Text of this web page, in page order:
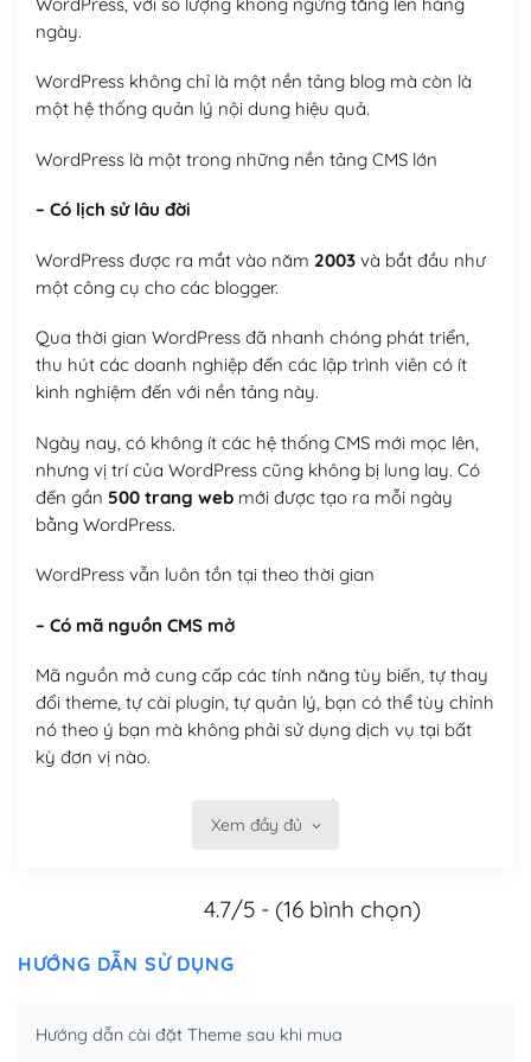
ngày.
WordPress không chỉ là một nền tảng blog mà còn là
một hệ thống quản lý nội dung hiệu quả.
WordPress là một trong những nền tảng CMS lớn
– Có lịch sử lâu đời
WordPress được ra mắt vào năm 2003và bắt đầu như
một công cụ cho các blogger.
Qua thời gian WordPress đã nhanh chóng phát triển,
thu hút các doanh nghiệp đến các lập trình viên có ít
kinh nghiệm đến với nền tảng này.
Ngày nay, có không ít các hệ thống CMS mới mọc lên,
nhưng vị trí của WordPress cũng không bị lung lay. Có
đến gần 500 trang webmới được tạo ra mỗi ngày
bằng WordPress.
WordPress vẫn luôn tồn tại theo thời gian
– Có mã nguồn CMS mở
Mã nguồn mở cung cấp các tính năng tùy biến, tự thay
đổi theme, tự cài plugin, tự quản lý, bạn có thể tùy chỉnh
nó theo ý bạn mà không phải sử dụng dịch vụ tại bất
kỳ đơn vị nào.
Việc của bạn là đăng ký một tên miền và hosting để
hóa nội dung cho SEO.
Xem đầy đủ
4.7/5 - (16 bình chọn)
HƯỚNG DẪN SỬ DỤNG
Hướng dẫn cài đặt Theme sau khi mua